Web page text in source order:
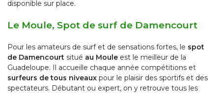
disponible sur place.
Le Moule, Spot de surf de Damencourt
Pour les amateurs de surf et de sensations fortes, le spot
de Damencourt situé au Moule est le meilleur de la
Guadeloupe. Il accueille chaque année compétitions et
surfeurs de tous niveaux pour le plaisir des sportifs et des
spectateurs. Débutant ou expert, on y retrouve tous les